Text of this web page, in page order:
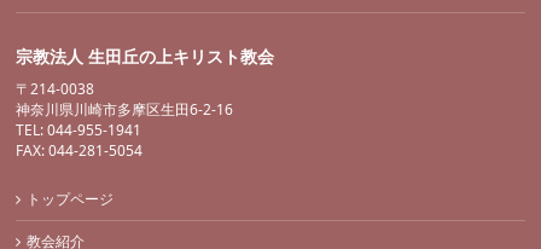
宗教法人 生田丘の上キリスト教会
〒214-0038
神奈川県川崎市多摩区生田6-2-16
TEL: 044-955-1941
FAX: 044-281-5054
トップページ
教会紹介